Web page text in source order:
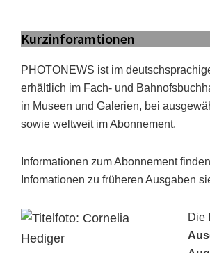
Kurzinforamtionen
PHOTONEWS ist im
erhältlich im Fach- und
in Museen und Galerien, bei
sowie weltweit im Abonnement.
Informationen zum Abonnement
Infomationen zu früheren Ausgaben
Die